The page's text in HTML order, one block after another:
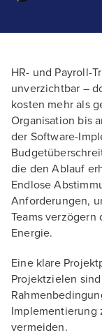
HR- und Payroll-
unverzichtbar –
kosten mehr als
Organisation bis
der Software-
die den Ablauf
Endlose
Anforderungen,
Teams
Energie.
Eine klare
Projektzielen
Implementierung
vermeiden.